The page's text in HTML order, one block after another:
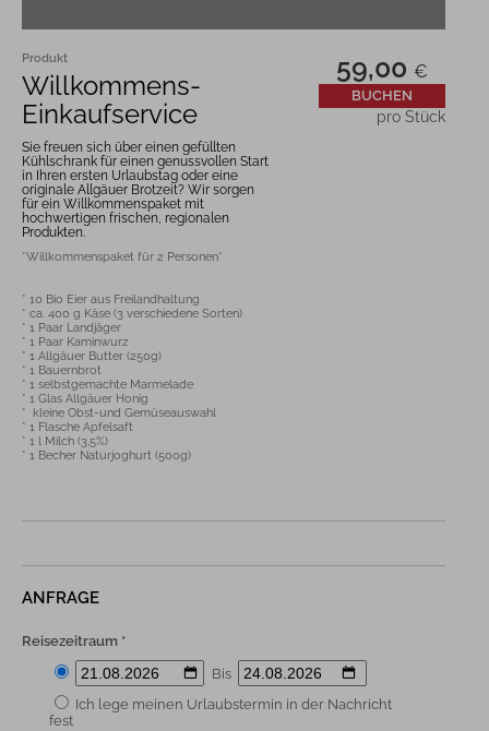
Produkt
Willkommens-
Einkaufservice
Sie freuen sich über einen gefüllten
Kühlschrank für einen genussvollen Start
in Ihren ersten Urlaubstag oder eine
originale Allgäuer Brotzeit? Wir sorgen
für ein Willkommenspaket mit
hochwertigen frischen, regionalen
Produkten.
* 10 Bio Eier aus Freilandhaltung
* ca. 400 g Käse (3 verschiedene Sorten)
* 1 Paar Landjäger
* 1 Paar Kaminwurz
* 1 Allgäuer Butter (250g)
* 1 Bauernbrot
* 1 selbstgemachte Marmelade
* 1 Glas Allgäuer Honig
*  kleine Obst-und Gemüseauswahl
* 1 Flasche Apfelsaft
* 1 l Milch (3,5%)
* 1 Becher Naturjoghurt (500g)
59,00 €
BUCHEN
pro Stück
ANFRAGE
Reisezeitraum *
Bis
Ich lege meinen Urlaubstermin in der Nachricht
fest